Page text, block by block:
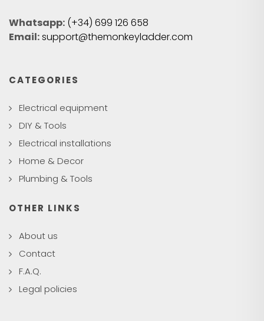
Whatsapp: (+34) 699 126 658
Email:support@themonkeyladder.com
CATEGORIES
Electrical equipment
DIY & Tools
Electrical installations
Home & Decor
Plumbing & Tools
OTHER LINKS
About us
Contact
F.A.Q.
Legal policies